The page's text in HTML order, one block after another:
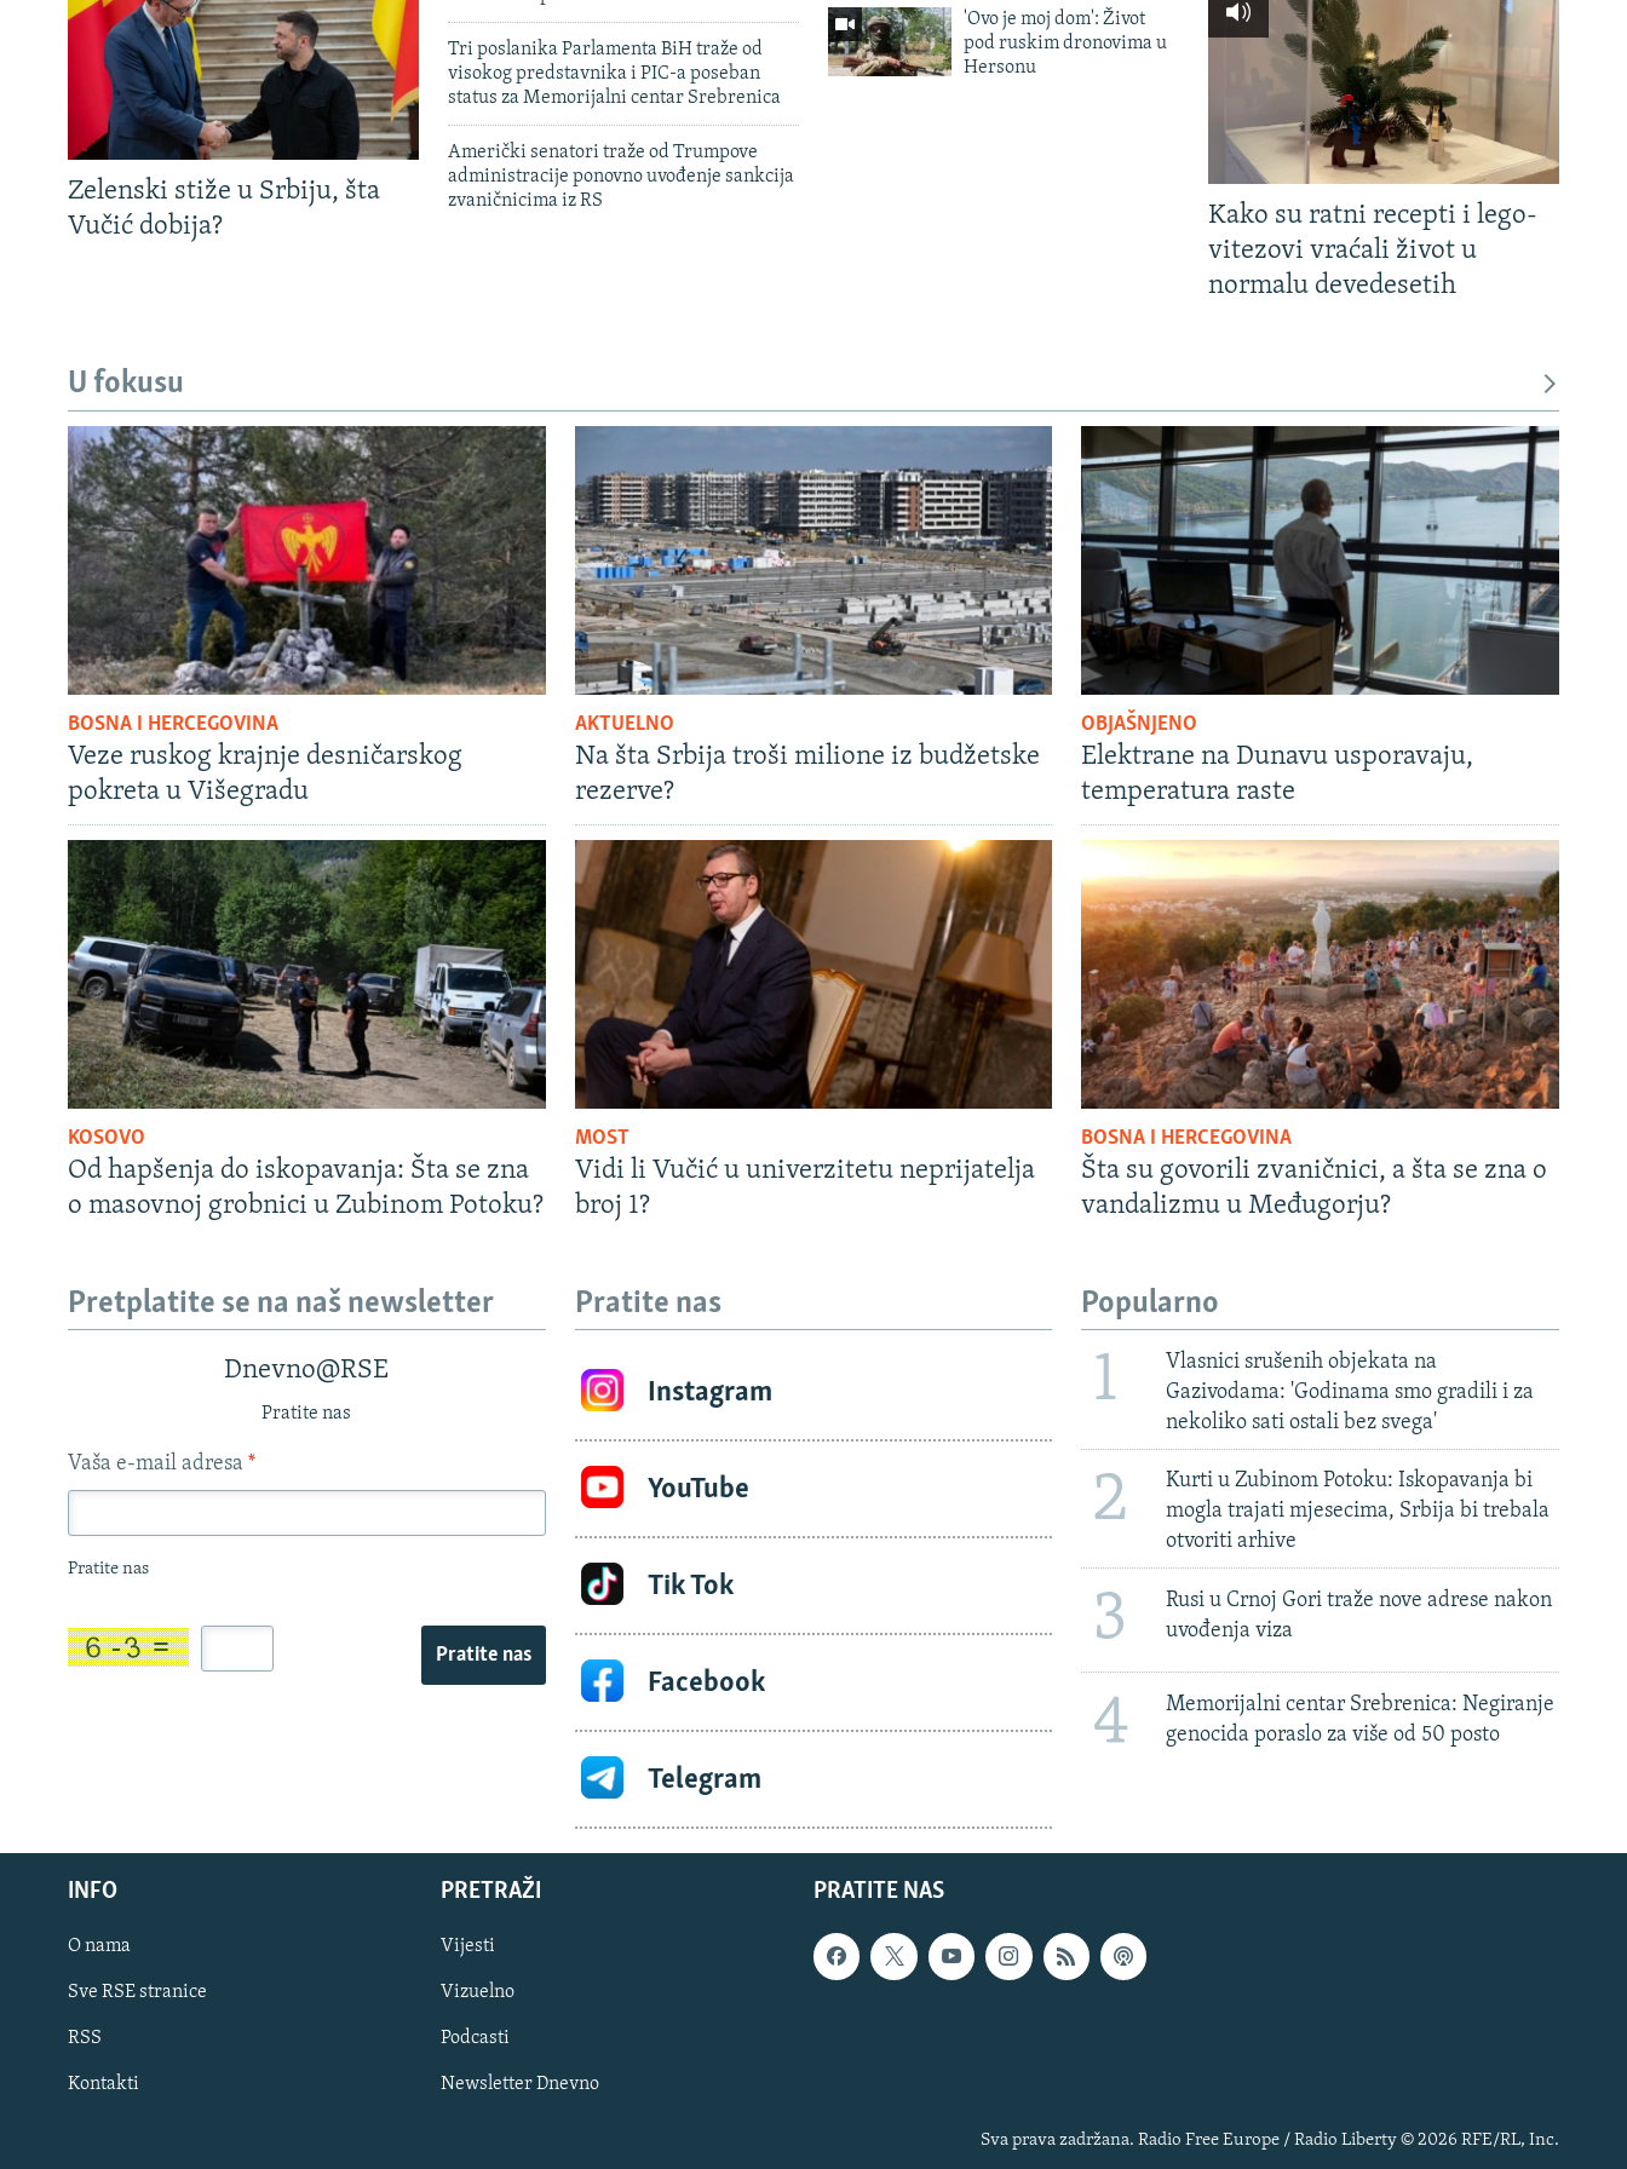
Zelenski stiže u Srbiju, šta
Vučić dobija?
Tri poslanika Parlamenta BiH traže od
visokog predstavnika i PIC-a poseban
status za Memorijalni centar Srebrenica
Američki senatori traže od Trumpove
administracije ponovno uvođenje sankcija
zvaničnicima iz RS
'Ovo je moj dom': Život
pod ruskim dronovima u
Hersonu
Kako su ratni recepti i lego-
vitezovi vraćali život u
normalu devedesetih
U fokusu
BOSNA I HERCEGOVINA
Veze ruskog krajnje desničarskog
pokreta u Višegradu
AKTUELNO
Na šta Srbija troši milione iz budžetske
rezerve?
OBJAŠNJENO
Elektrane na Dunavu usporavaju,
temperatura raste
KOSOVO
Od hapšenja do iskopavanja: Šta se zna
o masovnoj grobnici u Zubinom Potoku?
MOST
Vidi li Vučić u univerzitetu neprijatelja
broj 1?
BOSNA I HERCEGOVINA
Šta su govorili zvaničnici, a šta se zna o
vandalizmu u Međugorju?
Pretplatite se na naš newsletter
Dnevno@RSE
Pratite nas
Vaša e-mail adresa *
Pratite nas
Pratite nas
Pratite nas
Instagram
YouTube
Tik Tok
Facebook
Telegram
Popularno
1
Vlasnici srušenih objekata na
Gazivodama: 'Godinama smo gradili i za
nekoliko sati ostali bez svega'
2
Kurti u Zubinom Potoku: Iskopavanja bi
mogla trajati mjesecima, Srbija bi trebala
otvoriti arhive
3
Rusi u Crnoj Gori traže nove adrese nakon
uvođenja viza
4
Memorijalni centar Srebrenica: Negiranje
genocida poraslo za više od 50 posto
PRATITE NAS
INFO
O nama
Sve RSE stranice
RSS
Kontakti
PRETRAŽI
Vijesti
Vizuelno
Podcasti
Newsletter Dnevno
Sva prava zadržana. Radio Free Europe / Radio Liberty © 2026 RFE/RL, Inc.